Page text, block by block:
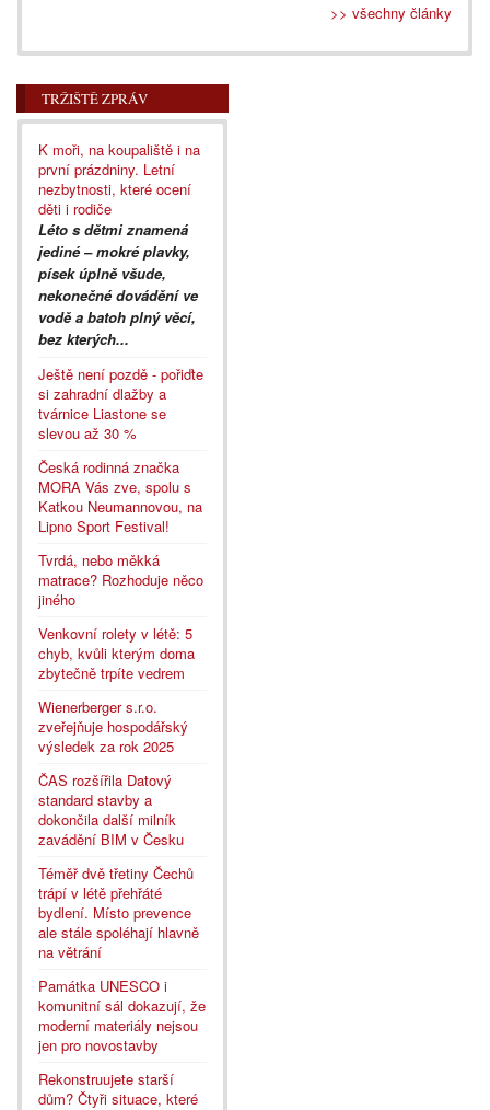
>> všechny články
TRŽIŠTĚ ZPRÁV
K moři, na koupaliště i na
první prázdniny. Letní
nezbytnosti, které ocení
děti i rodiče
Léto s dětmi znamená
jediné – mokré plavky,
písek úplně všude,
nekonečné dovádění ve
vodě a batoh plný věcí,
bez kterých...
Ještě není pozdě - pořiďte
si zahradní dlažby a
tvárnice Liastone se
slevou až 30 %
Česká rodinná značka
MORA Vás zve, spolu s
Katkou Neumannovou, na
Lipno Sport Festival!
Tvrdá, nebo měkká
matrace? Rozhoduje něco
jiného
Venkovní rolety v létě: 5
chyb, kvůli kterým doma
zbytečně trpíte vedrem
Wienerberger s.r.o.
zveřejňuje hospodářský
výsledek za rok 2025
ČAS rozšířila Datový
standard stavby a
dokončila další milník
zavádění BIM v Česku
Téměř dvě třetiny Čechů
trápí v létě přehřáté
bydlení. Místo prevence
ale stále spoléhají hlavně
na větrání
Památka UNESCO i
komunitní sál dokazují, že
moderní materiály nejsou
jen pro novostavby
Rekonstruujete starší
dům? Čtyři situace, které